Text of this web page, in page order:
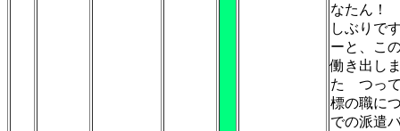
なたん！
しぶりで
ーと、こ
働き出し
た つっ
標の職に
での派遣